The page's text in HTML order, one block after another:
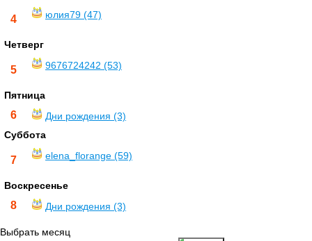
4 юлия79 (47)
Четверг
5 9676724242 (53)
Пятница
6
Дни рождения (3)
Суббота
7 elena_florange (59)
Воскресенье
8 Дни рождения (3)
Выбрать месяц